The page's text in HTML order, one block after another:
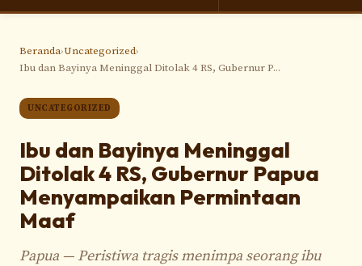
Beranda›Uncategorized›
Ibu dan Bayinya Meninggal Ditolak 4 RS, Gubernur P...
UNCATEGORIZED
Ibu dan Bayinya Meninggal
Ditolak 4 RS, Gubernur Papua
Menyampaikan Permintaan
Maaf
Papua — Peristiwa tragis menimpa seorang ibu